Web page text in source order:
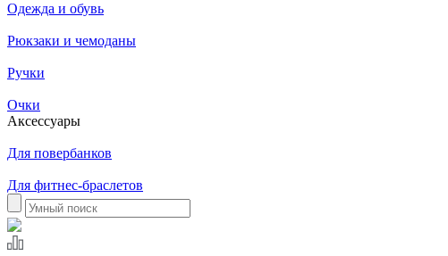
Одежда и обувь
Рюкзаки и чемоданы
Ручки
Очки
Аксессуары
Для повербанков
Для фитнес-браслетов